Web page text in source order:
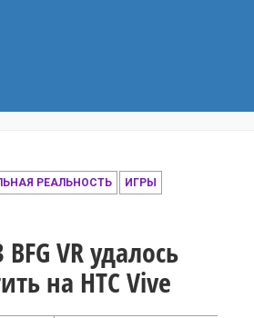
РЕАЛЬНОСТЬ ИГРЫ
VR удалось
на HTC Vive